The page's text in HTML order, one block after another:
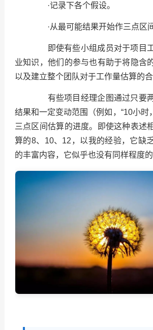
·记录下各个假设。
·从最可能结果开始作三点区间
即使有些小组成员对于项目
业知识，他们的参与也有助于将隐含
以及建立整个团队对于工作量估算的合
有些项目经理企图通过只要
结果和一定变动范围（例如，“10小时
三点区间估算的进度。即使这种表述
算的8、10、12，以我的经验，它缺
的丰富内容，它似乎也没有同样程度的